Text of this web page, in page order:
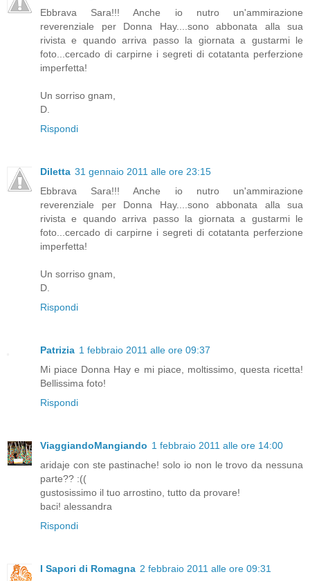
Ebbrava Sara!!! Anche io nutro un'ammirazione
reverenziale per Donna Hay....sono abbonata alla sua
rivista e quando arriva passo la giornata a gustarmi le
foto...cercado di carpirne i segreti di cotatanta perferzione
imperfetta!
Un sorriso gnam,
D.
Rispondi
Diletta 31 gennaio 2011 alle ore 23:15
Ebbrava Sara!!! Anche io nutro un'ammirazione
reverenziale per Donna Hay....sono abbonata alla sua
rivista e quando arriva passo la giornata a gustarmi le
foto...cercado di carpirne i segreti di cotatanta perferzione
imperfetta!
Un sorriso gnam,
D.
Rispondi
Patrizia 1 febbraio 2011 alle ore 09:37
Mi piace Donna Hay e mi piace, moltissimo, questa ricetta!
Bellissima foto!
Rispondi
ViaggiandoMangiando 1 febbraio 2011 alle ore 14:00
aridaje con ste pastinache! solo io non le trovo da nessuna
parte?? :((
gustosissimo il tuo arrostino, tutto da provare!
baci! alessandra
Rispondi
I Sapori di Romagna 2 febbraio 2011 alle ore 09:31